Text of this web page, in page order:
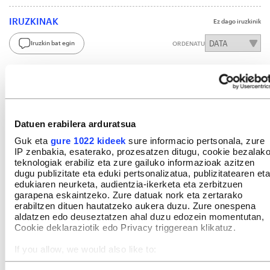
Datuen erabilera arduratsua
Guk eta gure 1022 kideek sure informacio pertsonala, zure
IP zenbakia, esaterako, prozesatzen ditugu, cookie bezalako
teknologiak erabiliz eta zure gailuko informazioak azitzen
dugu publizitate eta eduki pertsonalizatua, publizitatearen eta
edukiaren neurketa, audientzia-ikerketa eta zerbitzuen
garapena eskaintzeko. Zure datuak nork eta zertarako
erabiltzen dituen hautatzeko aukera duzu. Zure onespena
aldatzen edo deuseztatzen ahal duzu edozein momentutan,
Cookie deklaraziotik edo Privacy triggerean klikatuz.
If you allow, we would also like to:
Collect information about your geographical location
IRUZKINAK Ez dago iruzkinik
Iruzkin bat egin ORDENATU